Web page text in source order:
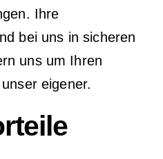
Ihre
bei uns in sicheren
uns um Ihren
eigener.